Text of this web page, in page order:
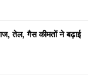
तेल, गैस कीमतों ने बढ़ाई